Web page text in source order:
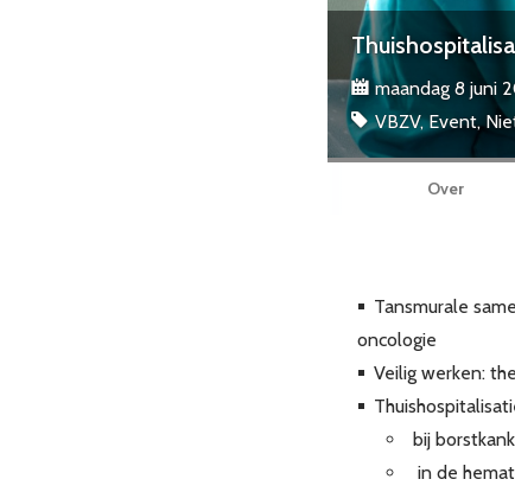
maandag 8 juni
VBZV, Event,
Over
Tansmurale
oncologie
Veilig werken:
bij
in de